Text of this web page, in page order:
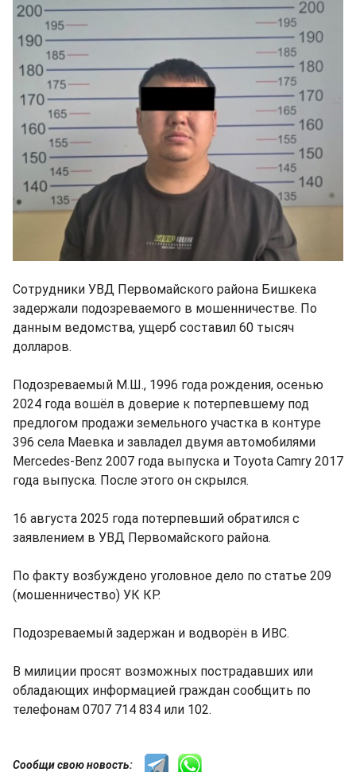
Сотрудники УВД Первомайского района Бишкека
задержали подозреваемого в мошенничестве. По
данным ведомства, ущерб составил 60 тысяч
долларов.
Подозреваемый М.Ш., 1996 года рождения, осенью
2024 года вошёл в доверие к потерпевшему под
предлогом продажи земельного участка в контуре
396 села Маевка и завладел двумя автомобилями
Mercedes-Benz 2007 года выпуска и Toyota Camry 2017
года выпуска. После этого он скрылся.
16 августа 2025 года потерпевший обратился с
заявлением в УВД Первомайского района.
По факту возбуждено уголовное дело по статье 209
(мошенничество) УК КР.
Подозреваемый задержан и водворён в ИВС.
В милиции просят возможных пострадавших или
обладающих информацией граждан сообщить по
телефонам 0707 714 834 или 102.
Сообщи свою новость: